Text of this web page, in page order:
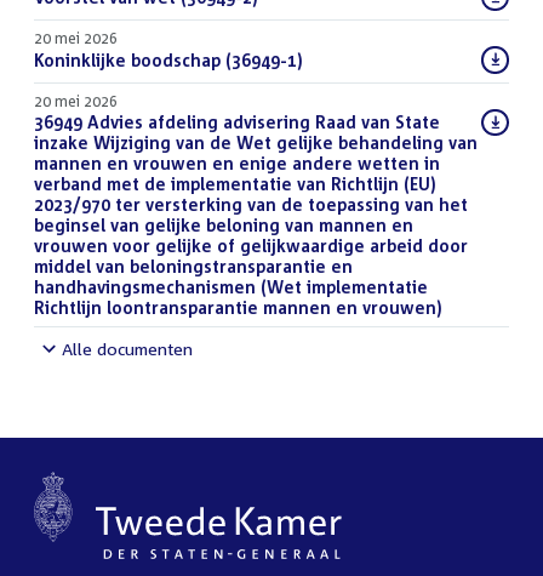
bestand:
20 mei 2026
Download
bestand:
Koninklijke boodschap (36949-1)
20 mei 2026
Download
bestand:
36949 Advies afdeling advisering Raad van State
inzake Wijziging van de Wet gelijke behandeling van
mannen en vrouwen en enige andere wetten in
verband met de implementatie van Richtlijn (EU)
2023/970 ter versterking van de toepassing van het
beginsel van gelijke beloning van mannen en
vrouwen voor gelijke of gelijkwaardige arbeid door
middel van beloningstransparantie en
handhavingsmechanismen (Wet implementatie
Richtlijn loontransparantie mannen en vrouwen)
Alle documenten